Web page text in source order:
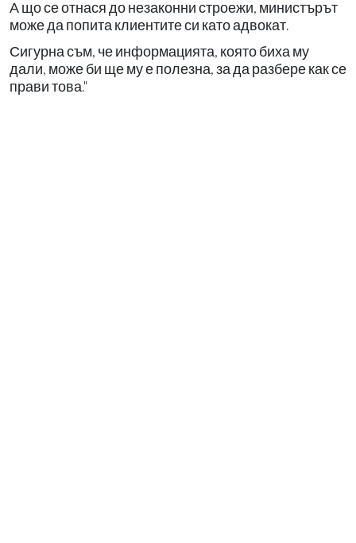
А що се отнася до незаконни строежи, министърът
може да попита клиентите си като адвокат.
Сигурна съм, че информацията, която биха му
дали, може би ще му е полезна, за да разбере как се
прави това."